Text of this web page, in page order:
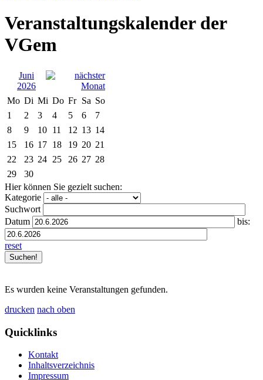
Veranstaltungskalender der
VGem
Juni
2026
Mo Di Mi Do Fr Sa So
1
2 3 4 5 6
7
8
9 10 11 12 13 14
15
16 17 18 19 20 21
22
23 24 25 26 27 28
29
30
Hier können Sie gezielt suchen:
Kategorie
Suchwort
Datum
bis:
reset
Es wurden keine Veranstaltungen gefunden.
drucken nach oben
Quicklinks
Kontakt
Inhaltsverzeichnis
Impressum